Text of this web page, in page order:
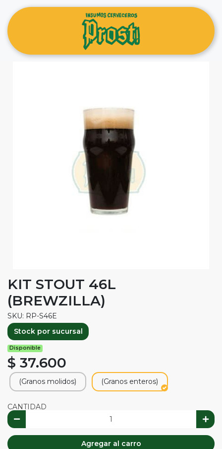
KIT STOUT 46L
(BREWZILLA)
SKU: RP-S46E
Stock por sucursal
Disponible
$ 37.600
(Granos molidos) (Granos enteros)
CANTIDAD
Agregar al carro